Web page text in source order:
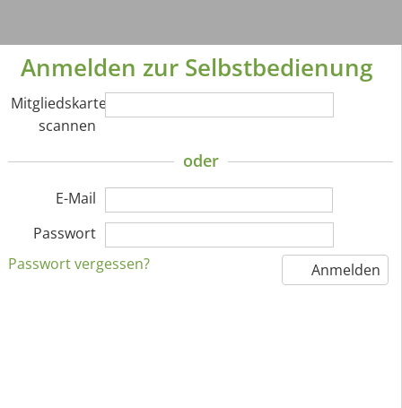
Anmelden zur Selbstbedienung
Mitgliedskarte
scannen
oder
E-Mail
Passwort
Passwort vergessen?
Anmelden